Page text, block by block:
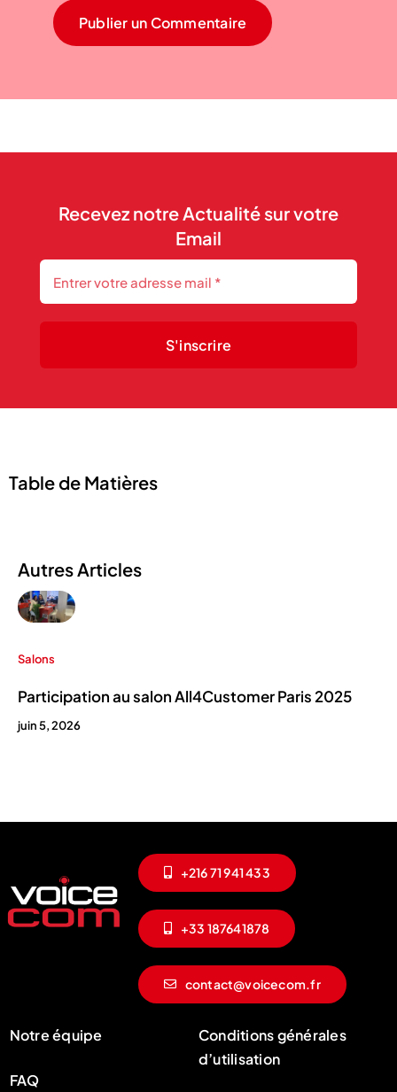
Recevez notre Actualité sur votre
Email
S'inscrire
Table de Matières
Autres Articles
Salons
Participation au salon All4Customer Paris 2025
juin 5, 2026
+216 71 941 433
+33 187641878
contact@voicecom.fr
Notre équipe
FAQ
Conditions générales
d’utilisation